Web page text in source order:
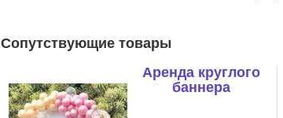
Сопутствующие товары
Аренда круглого
баннера